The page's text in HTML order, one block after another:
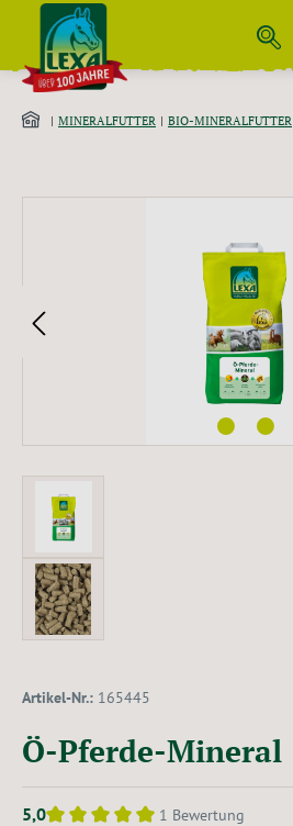
Zum Hauptinhalt springen
MINERALFUTTER BIO-MINERALFUTTER
Artikel-Nr.: 165445
Ö-Pferde-Mineral
5,0
1 Bewertung